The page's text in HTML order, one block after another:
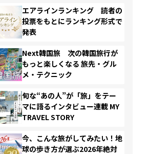
エアラインランキング 読者の
投票をもとにランキング形式で
発表
Next韓国旅 次の韓国旅行が
もっと楽しくなる 旅先・グル
メ・テクニック
旬な“あの人”が「旅」をテー
マに語るインタビュー連載 MY
TRAVEL STORY
今、こんな旅がしてみたい！地
球の歩き方が選ぶ2026年絶対